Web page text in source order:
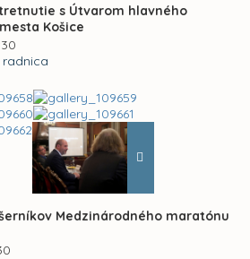
s Útvarom hlavného
Košice
radnica
Medzinárodného maratónu